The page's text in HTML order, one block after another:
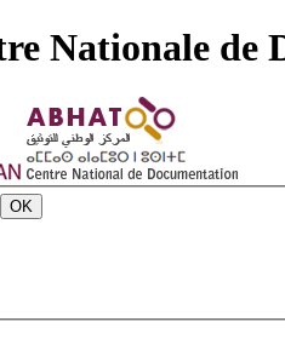
Nationale de